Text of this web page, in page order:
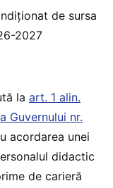
de sursa
2027
la art. 1 alin.
Guvernului nr.
acordarea unei
didactic
de carieră